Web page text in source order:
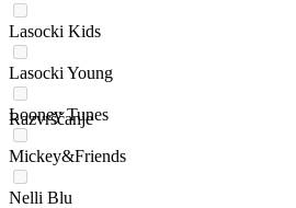
Lasocki Kids
Lasocki Young
Looney Tunes
Mickey&Friends
Nelli Blu
Razvrščanje